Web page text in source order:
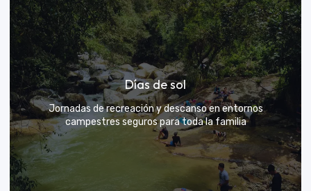
Rutas grupales clásicas
Únete a la manada y descubre nuevos senderos
VER MÁS
Días de sol
Jornadas de recreación y descanso en entornos
campestres seguros para toda la familia